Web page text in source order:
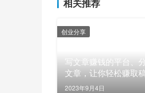
相关推荐
写文章赚钱的平台、
文章，让你轻松赚取
告收入
2023年9月4日
创业分享